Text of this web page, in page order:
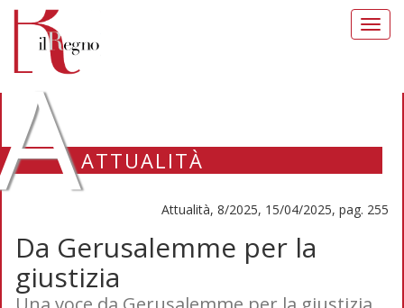
ATTUALITÀ
Attualità, 8/2025, 15/04/2025, pag. 255
Da Gerusalemme per la
giustizia